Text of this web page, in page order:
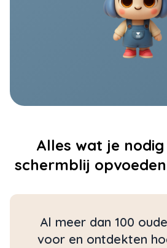
Alles wat je
schermblij
Al meer dan 100
voor en ontdekten